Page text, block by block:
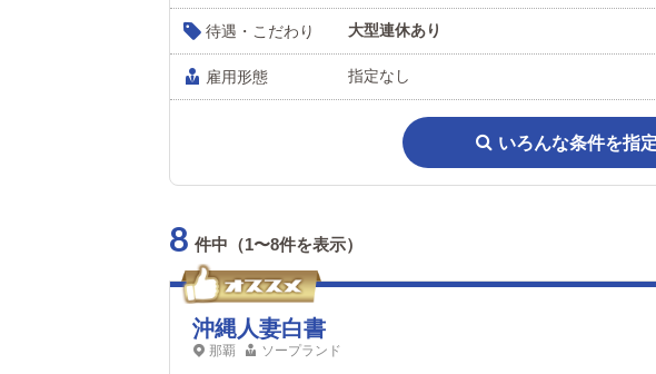
待遇・こだわり 大型連休あり
雇用形態 指定なし
いろんな条件を指
8 件中（1〜8件を表示）
沖縄人妻白書
那覇 ソープランド